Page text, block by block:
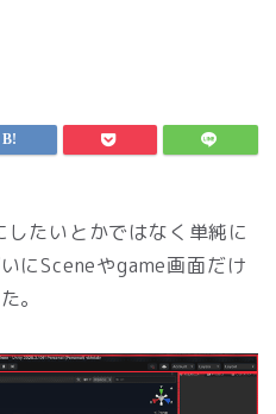
たいとかではなく単純に
にSceneやgame画面だけ
。